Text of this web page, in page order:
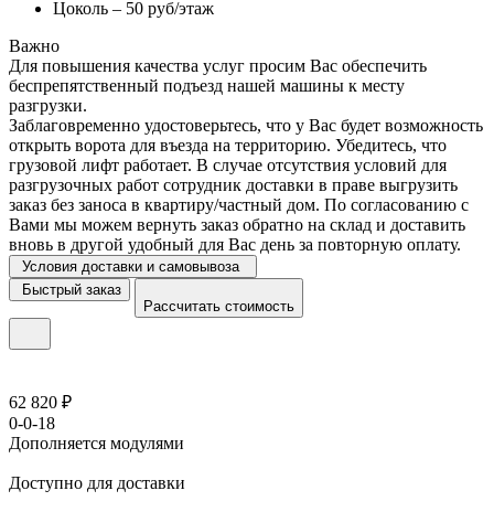
Цоколь – 50 руб/этаж
Важно
Для повышения качества услуг просим Вас обеспечить
беспрепятственный подъезд нашей машины к месту
разгрузки.
Заблаговременно удостоверьтесь, что у Вас будет возможность
открыть ворота для въезда на территорию. Убедитесь, что
грузовой лифт работает. В случае отсутствия условий для
разгрузочных работ сотрудник доставки в праве выгрузить
заказ без заноса в квартиру/частный дом. По согласованию с
Вами мы можем вернуть заказ обратно на склад и доставить
вновь в другой удобный для Вас день за повторную оплату.
Условия доставки и самовывоза
Быстрый заказ
Рассчитать стоимость
62 820 ₽
0-0-18
Дополняется модулями
Доступно для доставки